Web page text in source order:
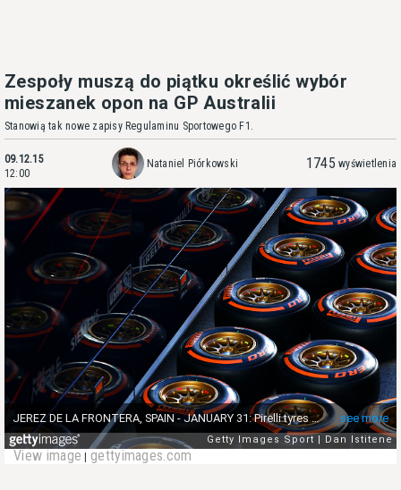
Zespoły muszą do piątku określić wybór
mieszanek opon na GP Australii
Stanowią tak nowe zapisy Regulaminu Sportowego F1.
09.12.15
12:00
Nataniel Piórkowski 1745 wyświetlenia
View image gettyimages.com